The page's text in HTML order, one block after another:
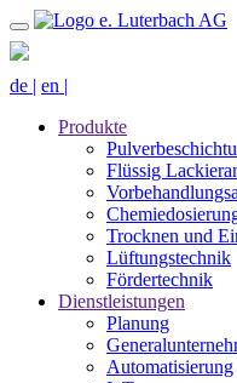
de | en |
Produkte
Flüssig
Trocknen und
Lüftungstechnik
Fördertechnik
Dienstleistungen
Planung
Automatisierung